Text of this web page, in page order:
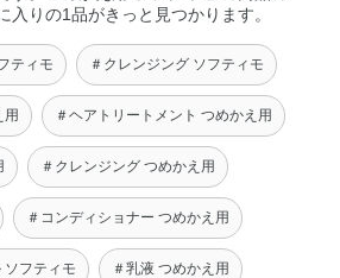
入りの1品がきっと見つかります。
ティモ ＃クレンジング ソフティモ
用 ＃ヘアトリートメント つめかえ用
＃クレンジング つめかえ用
＃コンディショナー つめかえ用
ソフティモ ＃乳液 つめかえ用